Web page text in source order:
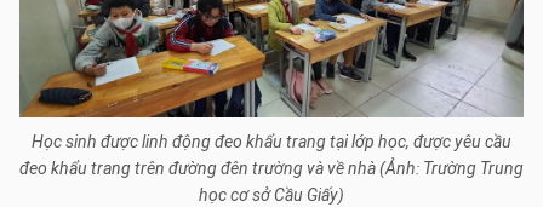
Học sinh được linh động đeo khẩu trang tại lớp học, được yêu cầu
đeo khẩu trang trên đường đên trường và về nhà (Ảnh: Trường Trung
học cơ sở Cầu Giấy)